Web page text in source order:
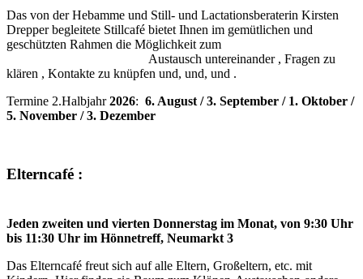
Das von der Hebamme und Still- und Lactationsberaterin Kirsten
Drepper begleitete Stillcafé bietet Ihnen im gemütlichen und
geschützten Rahmen die Möglichkeit zum
Austausch untereinander , Fragen zu
klären , Kontakte zu knüpfen und, und, und .
Termine 2.Halbjahr2026: 6. August / 3. September / 1. Oktober /
5. November / 3. Dezember
Elterncafé :
Jeden zweiten und vierten Donnerstag im Monat, von 9:30 Uhr
bis 11:30 Uhr im Hönnetreff, Neumarkt 3
Das Elterncafé freut sich auf alle Eltern, Großeltern, etc. mit